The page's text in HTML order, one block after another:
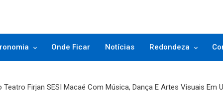
Onde Ficar Notícias Redondeza
Teatro Firjan SESI Macaé Com Música, Dança E Artes Visuais Em